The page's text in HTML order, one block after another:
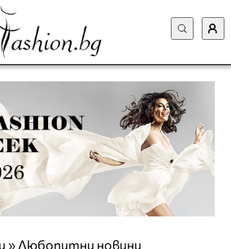
» Любопитни новини